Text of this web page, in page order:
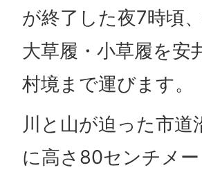
が終了した夜7時頃
大草履・小草履を安
村境まで運びます。
川と山が迫った市道
に高さ80センチメ